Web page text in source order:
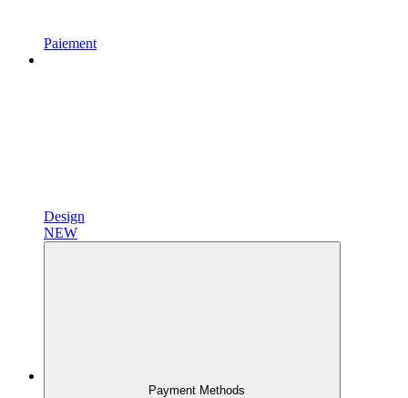
Paiement
Design
NEW
Payment Methods